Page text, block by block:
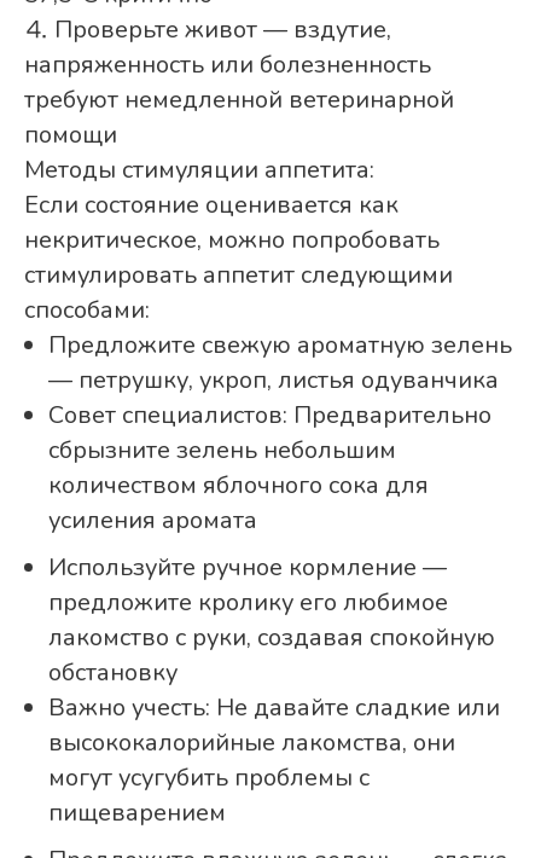
⒋ Проверьте живот — вздутие,
напряженность или болезненность
требуют немедленной ветеринарной
помощи
Методы стимуляции аппетита:
Если состояние оценивается как
некритическое, можно попробовать
стимулировать аппетит следующими
способами:
Предложите свежую ароматную зелень
— петрушку, укроп, листья одуванчика
Совет специалистов: Предварительно
сбрызните зелень небольшим
количеством яблочного сока для
усиления аромата
Используйте ручное кормление —
предложите кролику его любимое
лакомство с руки, создавая спокойную
обстановку
Важно учесть: Не давайте сладкие или
высококалорийные лакомства, они
могут усугубить проблемы с
пищеварением